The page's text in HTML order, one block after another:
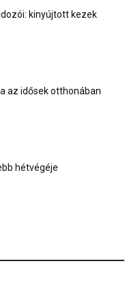
kinyújtott kezek
az idősek otthonában
hétvégéje